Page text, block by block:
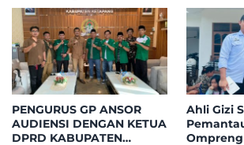
PENGURUS GP ANSOR
AUDIENSI DENGAN KETUA
DPRD KABUPATEN
Ahli Gizi